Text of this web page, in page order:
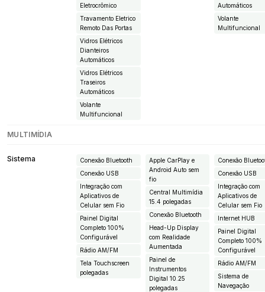
Eletrocrômico
Travamento Eletrico
Remoto Das Portas
Vidros Elétricos
Dianteiros
Automáticos
Vidros Elétricos
Traseiros
Automáticos
Volante
Multifuncional
Automáticos
Volante
Multifuncional
MULTIMÍDIA
Sistema
Conexão Bluetooth
Conexão USB
Integração com
Aplicativos de
Celular sem Fio
Painel Digital
Completo 100%
Configurável
Rádio AM/FM
Tela Touchscreen
polegadas
Apple CarPlay e
Android Auto sem
fio
Central Multimídia
15.4 polegadas
Conexão Bluetooth
Head-Up Display
com Realidade
Aumentada
Painel de
Instrumentos
Digital 10.25
polegadas
Conexão
Conexão USB
Integração com
Aplicativos de
Celular sem Fio
Internet HUB
Painel Digital
Completo 100%
Configurável
Rádio AM/FM
Sistema de
Navegação